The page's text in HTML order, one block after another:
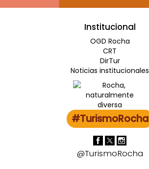
Institucional
OGD Rocha
CRT
DirTur
Noticias institucionales
#TurismoRocha
@TurismoRocha